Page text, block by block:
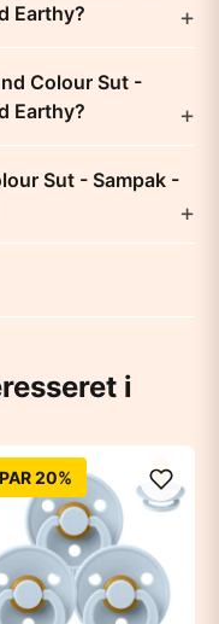
Earthy?
Colour Sut -
Earthy?
Sut - Sampak -
i
20%